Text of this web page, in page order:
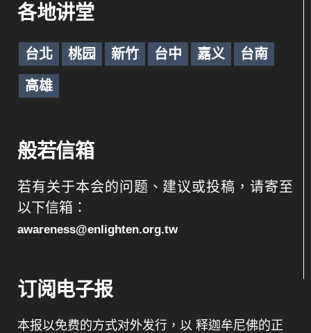
各地讲堂
台北 桃园 新竹 台中 嘉义 台南
高雄
般若信箱
若有关于本会的问题、建议或投稿，请寄至
以下信箱：
awareness@enlighten.org.tw
订阅电子报
本报以免费的方式对外发行，以 释迦牟尼佛的正